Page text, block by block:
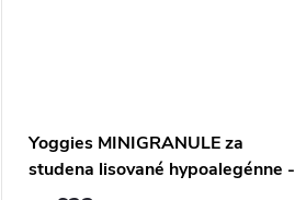
Yoggies MINIGRANULE za
studena lisované hypoalegénne -
kozie mäso pre malé psy